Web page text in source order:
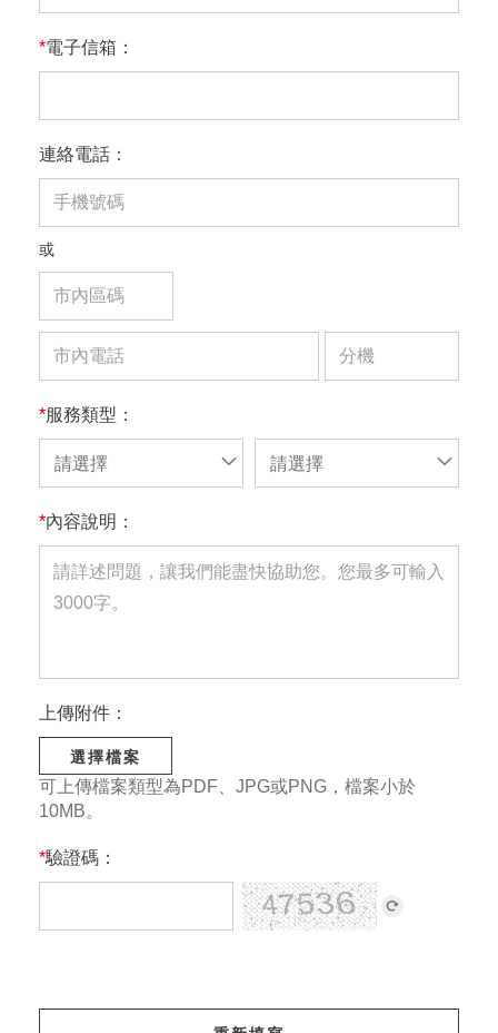
*電子信箱：
連絡電話：
或
*服務類型：
請選擇 請選擇
*內容說明：
上傳附件：
選擇檔案
可上傳檔案類型為PDF、JPG或PNG，檔案小於
10MB。
*驗證碼：